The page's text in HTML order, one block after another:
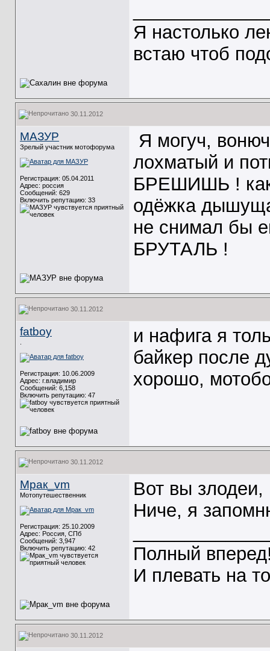
Я настолько
встаю чтоб
30.11.2012
МАЗУР
Зрелый участник мотофорума
Регистрация: 05.04.2011
Адрес: россия
Сообщений: 629
Включить репутацию: 33
Я могуч,
лохматый и
БРЕШИШЬ !
одёжка
не снимал бы
БРУТАЛЬ !
30.11.2012
fatboy
Регистрация: 10.06.2009
Адрес: г.владимир
Сообщений: 6,158
Включить репутацию: 47
и нафига я
байкер после
хорошо,
30.11.2012
Мрак_vm
Мотопутешественник
Регистрация: 25.10.2009
Адрес: Россия, СПб
Сообщений: 3,947
Включить репутацию: 42
Вот вы злодеи,
Ниче, я
Полный
И плевать на
30.11.2012